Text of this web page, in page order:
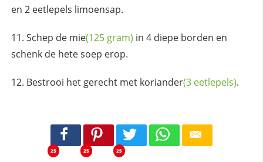
en 2 eetlepels limoensap.
Schep de mie(125 gram) in 4 diepe borden en
schenk de hete soep erop.
Bestrooi het gerecht met koriander(3 eetlepels).
25 25 25